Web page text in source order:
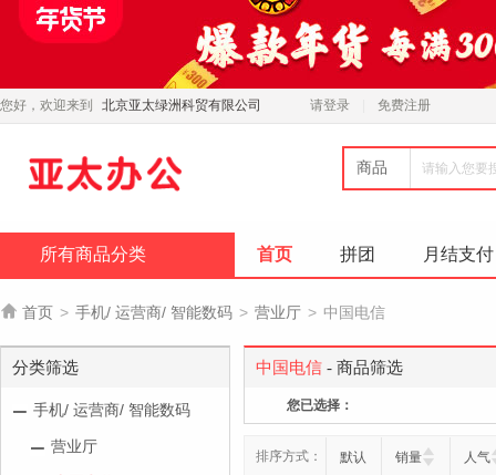
您好，欢迎来到 北京亚太绿洲科贸有限公司 请登录 免费注册
商品
所有商品分类 首页 拼团 月结支付
 首页 > 手机/ 运营商/ 智能数码 > 营业厅 > 中国电信
分类筛选
手机/ 运营商/ 智能数码
营业厅
中国电信 - 商品筛选
您已选择：
排序方式： 默认 销量 人气